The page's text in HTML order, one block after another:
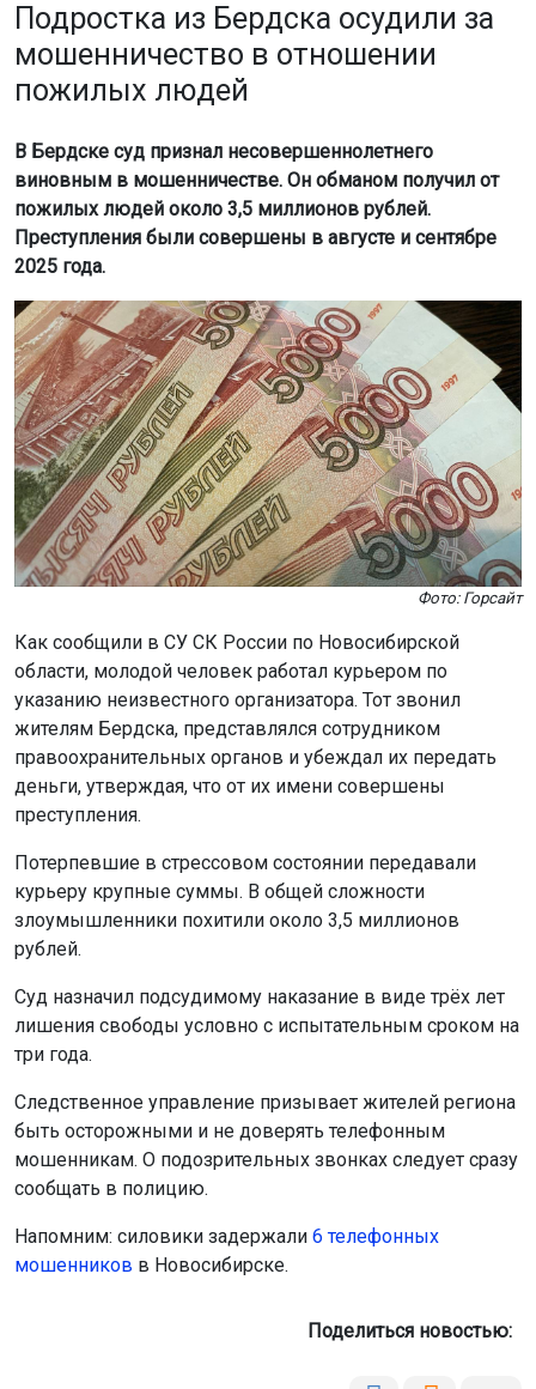
Подростка из Бердска осудили за
мошенничество в отношении
пожилых людей
В Бердске суд признал несовершеннолетнего
виновным в мошенничестве. Он обманом получил от
пожилых людей около 3,5 миллионов рублей.
Преступления были совершены в августе и сентябре
2025 года.
Фото: Горсайт
Как сообщили в СУ СК России по Новосибирской
области, молодой человек работал курьером по
указанию неизвестного организатора. Тот звонил
жителям Бердска, представлялся сотрудником
правоохранительных органов и убеждал их передать
деньги, утверждая, что от их имени совершены
преступления.
Потерпевшие в стрессовом состоянии передавали
курьеру крупные суммы. В общей сложности
злоумышленники похитили около 3,5 миллионов
рублей.
Суд назначил подсудимому наказание в виде трёх лет
лишения свободы условно с испытательным сроком на
три года.
Следственное управление призывает жителей региона
быть осторожными и не доверять телефонным
мошенникам. О подозрительных звонках следует сразу
сообщать в полицию.
Напомним: силовики задержали 6 телефонных
мошенников в Новосибирске.
Поделиться новостью: